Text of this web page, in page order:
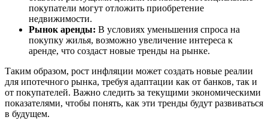
покупатели могут отложить приобретение
недвижимости.
Рынок аренды: В условиях уменьшения спроса на
покупку жилья, возможно увеличение интереса к
аренде, что создаст новые тренды на рынке.
Таким образом, рост инфляции может создать новые реалии
для ипотечного рынка, требуя адаптации как от банков, так и
от покупателей. Важно следить за текущими экономическими
показателями, чтобы понять, как эти тренды будут развиваться
в будущем.